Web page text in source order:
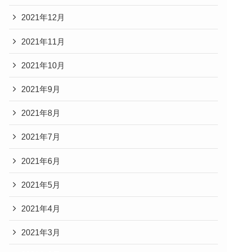
2021年12月
2021年11月
2021年10月
2021年9月
2021年8月
2021年7月
2021年6月
2021年5月
2021年4月
2021年3月